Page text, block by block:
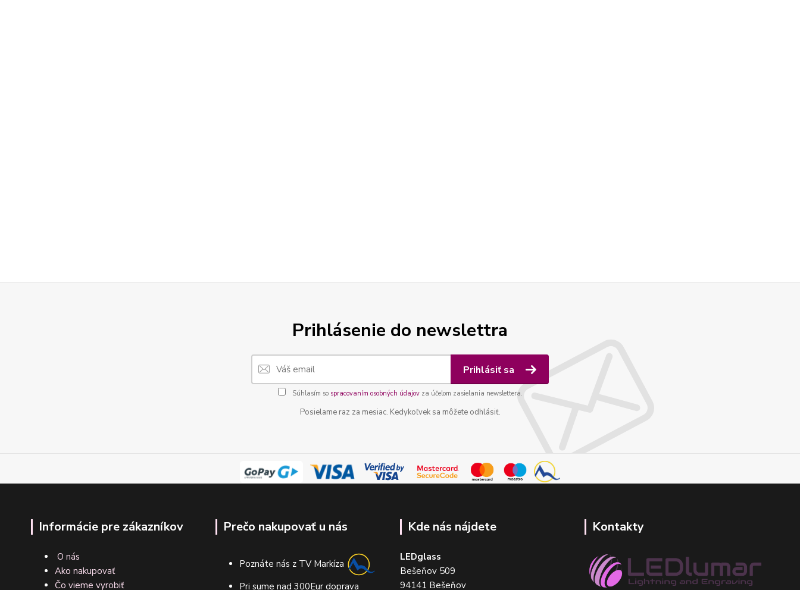
Prihlásenie do newslettra
Prihlásiť sa
Súhlasím so spracovaním osobných údajovza účelom zasielania newslettera.
Posielame raz za mesiac. Kedykoľvek sa môžete odhlásiť.
Informácie pre zákazníkov
O nás
Ako nakupovať
Čo vieme vyrobiť
Prečo nakupovať u nás
Poznáte nás z TV Markíza
Pri sume nad 300Eur doprava
Kde nás nájdete
LEDglass
Bešeňov 509
94141 Bešeňov
Kontakty